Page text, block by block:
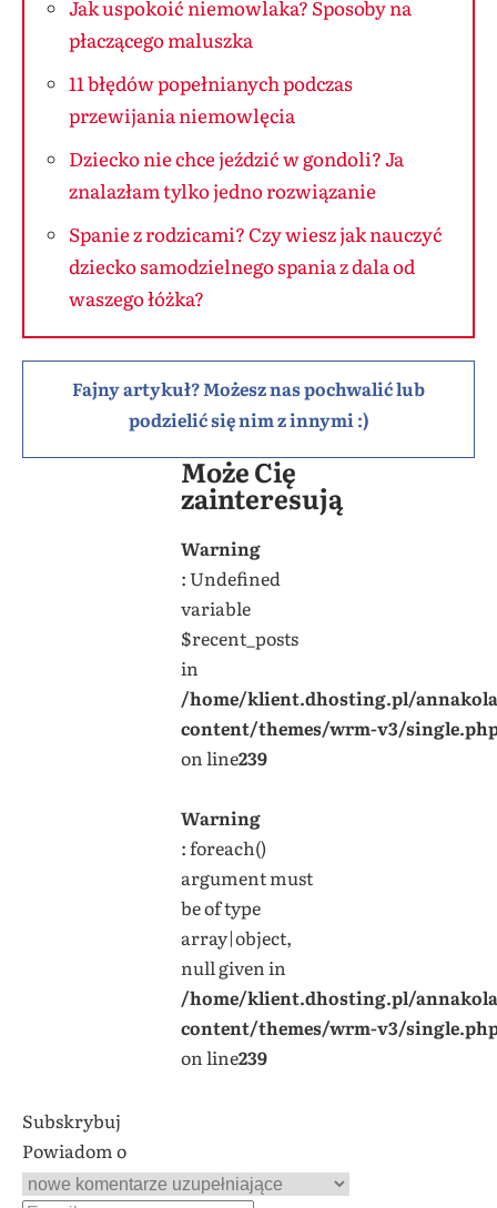
Jak uspokoić niemowlaka? Sposoby na
płaczącego maluszka
11 błędów popełnianych podczas
przewijania niemowlęcia
Dziecko nie chce jeździć w gondoli? Ja
znalazłam tylko jedno rozwiązanie
Spanie z rodzicami? Czy wiesz jak nauczyć
dziecko samodzielnego spania z dala od
waszego łóżka?
Fajny artykuł? Możesz nas pochwalić lub
podzielić się nim z innymi :)
Może Cię
zainteresują
Warning
: Undefined
variable
$recent_posts
in
/home/klient.dhosting.pl/
content/themes/wrm-v3/
on line239
Warning
: foreach()
argument must
be of type
array|object,
null given in
/home/klient.dhosting.pl/
content/themes/wrm-v3/
on line239
Subskrybuj
Powiadom o